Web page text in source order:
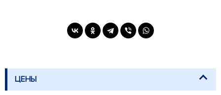
ЦЕНЫ